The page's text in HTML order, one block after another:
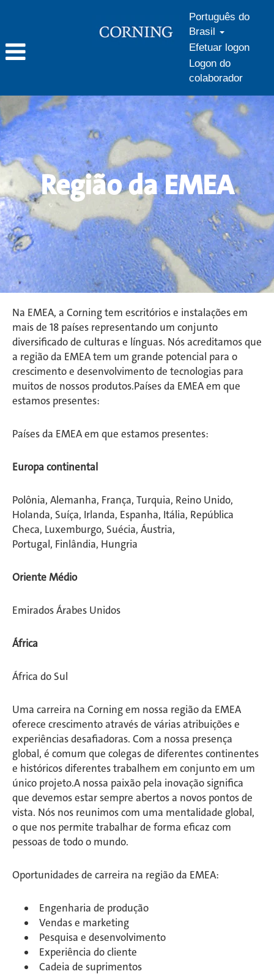
Português do
Brasil
Efetuar logon
Logon do
colaborador
Região
da
EMEA
Região da EMEA
Na EMEA, a Corning tem escritórios e instalações em
mais de 18 países representando um conjunto
diversificado de culturas e línguas. Nós acreditamos que
a região da EMEA tem um grande potencial para o
crescimento e desenvolvimento de tecnologias para
muitos de nossos produtos.Países da EMEA em que
estamos presentes:
Países da EMEA em que estamos presentes:
Europa continental
Polônia, Alemanha, França, Turquia, Reino Unido,
Holanda, Suíça, Irlanda, Espanha, Itália, República
Checa, Luxemburgo, Suécia, Áustria,
Portugal, Finlândia, Hungria
Oriente Médio
Emirados Árabes Unidos
África
África do Sul
Uma carreira na Corning em nossa região da EMEA
oferece crescimento através de várias atribuições e
experiências desafiadoras. Com a nossa presença
global, é comum que colegas de diferentes continentes
e históricos diferentes trabalhem em conjunto em um
único projeto.A nossa paixão pela inovação significa
que devemos estar sempre abertos a novos pontos de
vista. Nós nos reunimos com uma mentalidade global,
o que nos permite trabalhar de forma eficaz com
pessoas de todo o mundo.
Oportunidades de carreira na região da EMEA:
Engenharia de produção
Vendas e marketing
Pesquisa e desenvolvimento
Experiência do cliente
Cadeia de suprimentos